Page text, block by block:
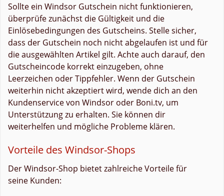
Sollte ein Windsor Gutschein nicht funktionieren,
überprüfe zunächst die Gültigkeit und die
Einlösebedingungen des Gutscheins. Stelle sicher,
dass der Gutschein noch nicht abgelaufen ist und für
die ausgewählten Artikel gilt. Achte auch darauf, den
Gutscheincode korrekt einzugeben, ohne
Leerzeichen oder Tippfehler. Wenn der Gutschein
weiterhin nicht akzeptiert wird, wende dich an den
Kundenservice von Windsor oder Boni.tv, um
Unterstützung zu erhalten. Sie können dir
weiterhelfen und mögliche Probleme klären.
Vorteile des Windsor-Shops
Der Windsor-Shop bietet zahlreiche Vorteile für
seine Kunden: